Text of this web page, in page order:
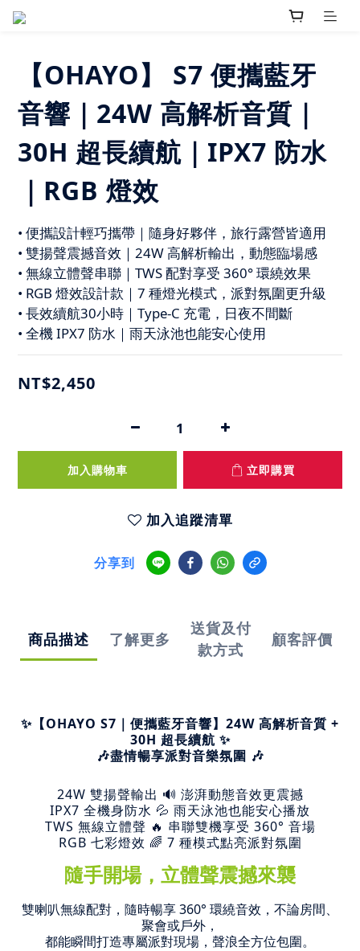
【OHAYO】 S7 便攜藍牙
音響｜24W 高解析音質｜
30H 超長續航｜IPX7 防水
｜RGB 燈效
• 便攜設計輕巧攜帶｜隨身好夥伴，旅行露營皆適用
• 雙揚聲震撼音效｜24W 高解析輸出，動態臨場感
• 無線立體聲串聯｜TWS 配對享受 360° 環繞效果
• RGB 燈效設計款｜7 種燈光模式，派對氛圍更升級
• 長效續航30小時｜Type-C 充電，日夜不間斷
• 全機 IPX7 防水｜雨天泳池也能安心使用
NT$2,450
加入購物車 立即購買
加入追蹤清單
分享到
商品描述 了解更多
送貨及付
款方式
顧客評價
✨【OHAYO S7｜便攜藍牙音響】24W 高解析音質 +
30H 超長續航 ✨
🎶盡情暢享派對音樂氛圍 🎶
24W 雙揚聲輸出 🔊 澎湃動態音效更震撼
IPX7 全機身防水 💦 雨天泳池也能安心播放
TWS 無線立體聲 🔥 串聯雙機享受 360° 音場
RGB 七彩燈效 🌈 7 種模式點亮派對氛圍
隨手開場，立體聲震撼來襲
雙喇叭無線配對，隨時暢享 360° 環繞音效，不論房間、
聚會或戶外，
都能瞬間打造專屬派對現場，聲浪全方位包圍。